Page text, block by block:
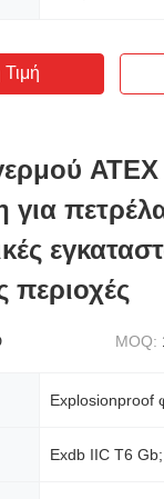
περιοχές
MOQ:
Explosionproof
Exdb IIC T6